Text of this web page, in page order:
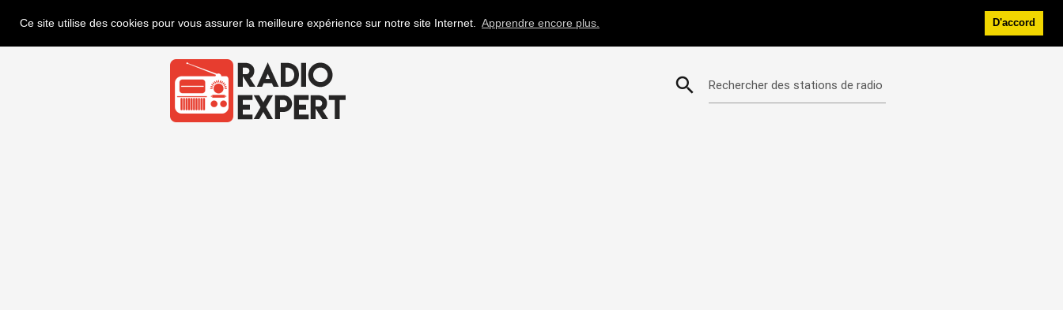
Ce site utilise des cookies pour vous assurer la meilleure expérience sur notre site Internet. Apprendre encore plus. D'accord
search Rechercher des stations de radio